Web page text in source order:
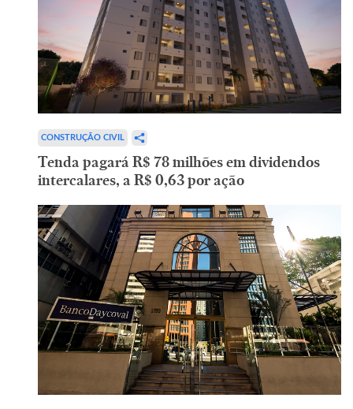
CONSTRUÇÃO CIVIL
Tenda pagará R$ 78 milhões em dividendos
intercalares, a R$ 0,63 por ação